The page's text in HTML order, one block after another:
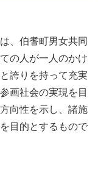
、伯耆町男女共同
の人が一人のかけ
誇りを持って充実
画社会の実現を目
向性を示し、諸施
目的とするもので